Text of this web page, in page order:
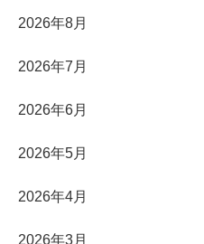
2026年8月
2026年7月
2026年6月
2026年5月
2026年4月
2026年3月